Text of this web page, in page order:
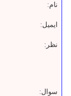
نام:
ایمیل:
نظر:
سوال: